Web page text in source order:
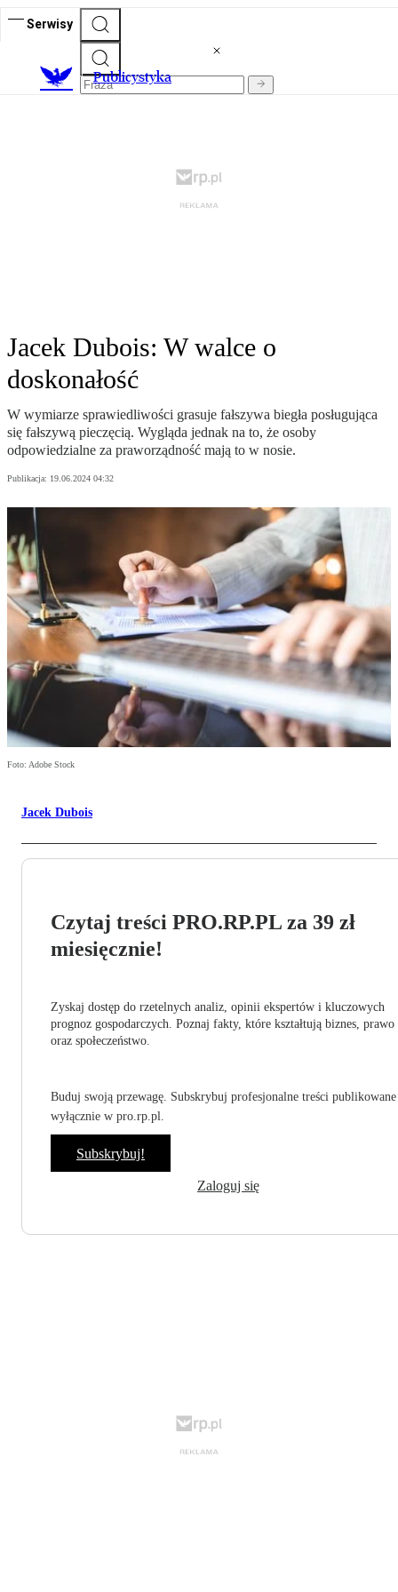
Serwisy
Publicystyka
Jacek Dubois: W walce o
doskonałość
W wymiarze sprawiedliwości grasuje fałszywa biegła posługująca
się fałszywą pieczęcią. Wygląda jednak na to, że osoby
odpowiedzialne za praworządność mają to w nosie.
Publikacja: 19.06.2024 04:32
Foto: Adobe Stock
Jacek Dubois
Czytaj treści PRO.RP.PL za 39 zł
miesięcznie!
Zyskaj dostęp do rzetelnych analiz, opinii ekspertów i kluczowych
prognoz gospodarczych. Poznaj fakty, które kształtują biznes, prawo
oraz społeczeństwo.
Buduj swoją przewagę. Subskrybuj profesjonalne treści publikowane
wyłącznie w pro.rp.pl.
Subskrybuj!
Zaloguj się